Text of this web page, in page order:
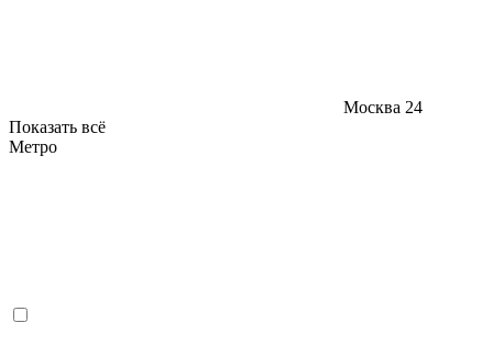
Москва 24
Показать всё
Метро